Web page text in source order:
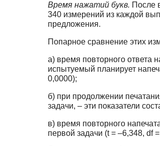
Время нажатий букв. После
340 измерений из каждой
предложения.
Попарное сравнение этих
а) время повторного ответа
испытуемый планирует
0,0000);
б) при продолжении
задачи, – эти показатели
в) время повторного
первой задачи (t = –6,348, df